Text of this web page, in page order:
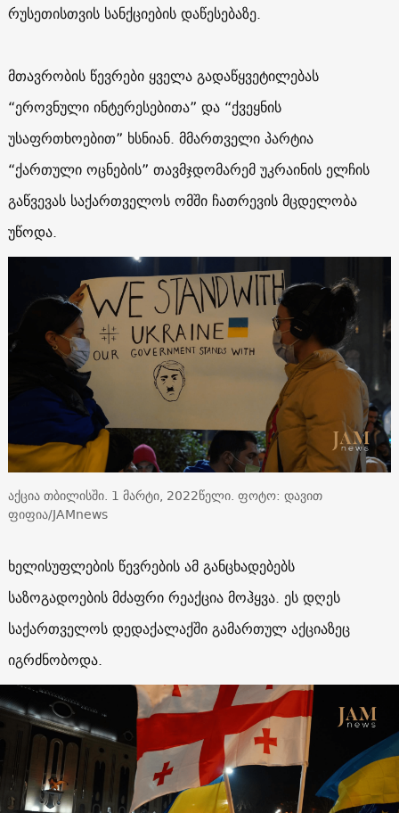
რუსეთისთვის სანქციების დაწესებაზე.
მთავრობის წევრები ყველა გადაწყვეტილებას
“ეროვნული ინტერესებითა” და “ქვეყნის
უსაფრთხოებით” ხსნიან. მმართველი პარტია
“ქართული ოცნების” თავმჯდომარემ უკრაინის ელჩის
გაწვევას საქართველოს ომში ჩათრევის მცდელობა
უწოდა.
აქცია თბილისში. 1 მარტი, 2022წელი. ფოტო: დავით
ფიფია/JAMnews
ხელისუფლების წევრების ამ განცხადებებს
საზოგადოების მძაფრი რეაქცია მოჰყვა. ეს დღეს
საქართველოს დედაქალაქში გამართულ აქციაზეც
იგრძნობოდა.